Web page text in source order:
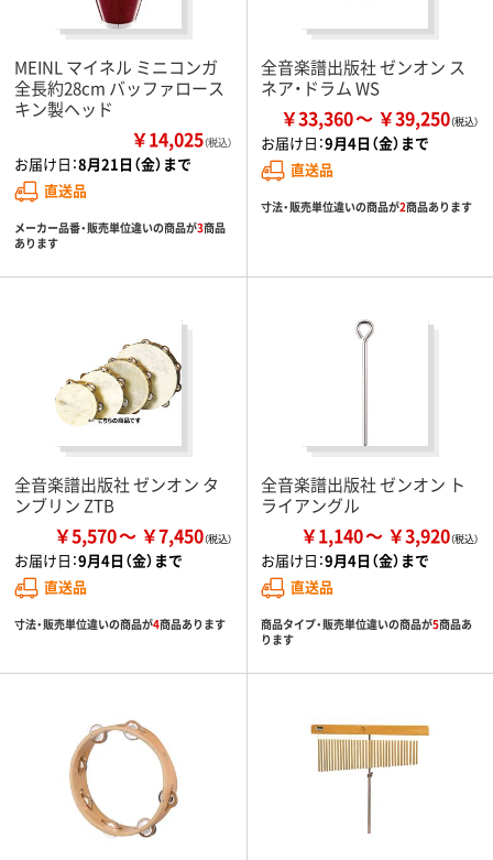
MEINL マイネル ミニコンガ
全長約28cm バッファロース
キン製ヘッド
￥14,025（税込）
お届け日：8月21日（金）まで
直送品
メーカー品番・販売単位違いの商品が3商品
あります
全音楽譜出版社 ゼンオン ス
ネア・ドラム WS
￥33,360 ￥39,250
お届け日：9月4日（金）まで
直送品
寸法・販売単位違いの商品が2商品あります
全音楽譜出版社 ゼンオン タ
ンブリン ZTB
￥5,570 ￥7,450
お届け日：9月4日（金）まで
直送品
寸法・販売単位違いの商品が4商品あります
全音楽譜出版社 ゼンオン ト
ライアングル
￥1,140 ￥3,920
お届け日：9月4日（金）まで
直送品
商品タイプ・販売単位違いの商品が5商品あ
ります